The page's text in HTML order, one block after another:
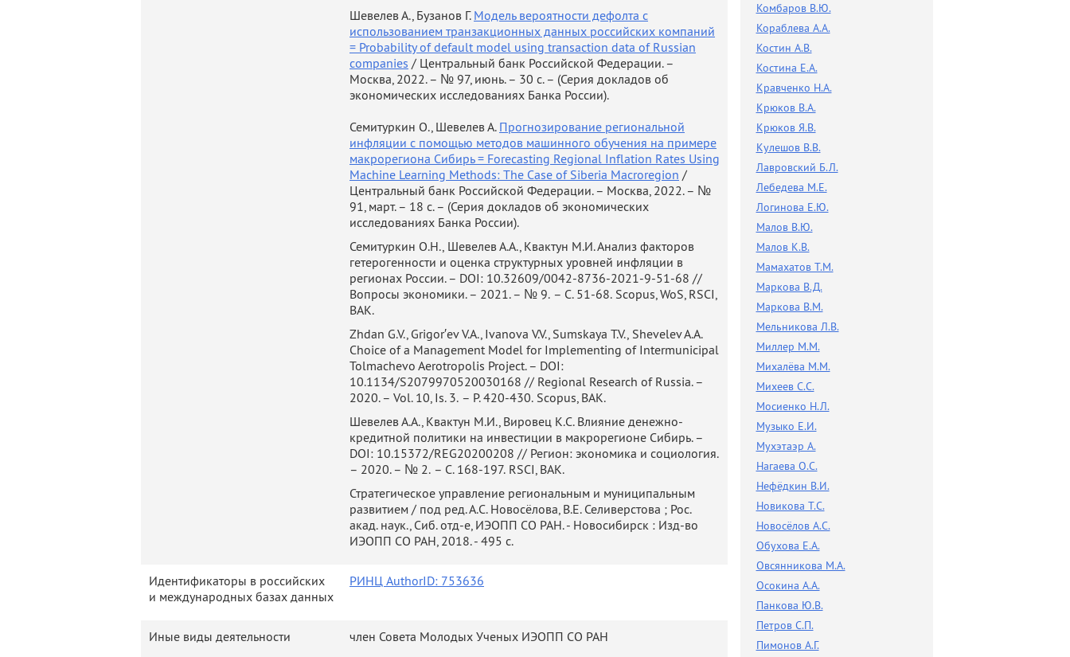
budgeting, conference organizer, servicing of account
manager system, interview manager.
2008 – 2009
AIESEC NSU. Sales manager. Set up account manager
system, partnership searching.
Additional information:
Language:
Native
Advanced
Hobbies:
Swimming
Swim in open water through the Ob river in 2014
Randonneuring (cycling for distance up to 600 km)
International Marathon 2014
Шевелев А., Бузанов Г. Модель вероятности дефолта с
использованием транзакционных данных российских компаний
= Probability of default model using transaction data of Russian
companies / Центральный банк Российской Федерации. –
Москва, 2022. – № 97, июнь. – 30 с. – (Серия докладов об
экономических исследованиях Банка России).
Семитуркин О., Шевелев А. Прогнозирование региональной
инфляции с помощью методов машинного обучения на примере
макрорегиона Сибирь = Forecasting Regional Inflation Rates Using
Machine Learning Methods: The Case of Siberia Macroregion /
Центральный банк Российской Федерации. – Москва, 2022. – №
91, март. – 18 с. – (Серия докладов об экономических
исследованиях Банка России).
Семитуркин О.Н., Шевелев А.А., Квактун М.И. Анализ факторов
гетерогенности и оценка структурных уровней инфляции в
регионах России. – DOI: 10.32609/0042-8736-2021-9-51-68 //
Вопросы экономики. – 2021. – № 9. – С. 51-68. Scopus, WoS, RSCI,
ВАК.
Zhdan G.V., Grigor′ev V.A., Ivanova V.V., Sumskaya T.V., Shevelev A.A.
Choice of a Management Model for Implementing of Intermunicipal
Tolmachevo Aerotropolis Project. – DOI:
10.1134/S2079970520030168 // Regional Research of Russia. –
2020. – Vol. 10, Is. 3. – P. 420-430. Scopus, ВАК.
Шевелев А.А., Квактун М.И., Вировец К.С. Влияние денежно-
кредитной политики на инвестиции в макрорегионе Сибирь. –
DOI: 10.15372/REG20200208 // Регион: экономика и социология.
– 2020. – № 2. – С. 168-197. RSCI, ВАК.
Стратегическое управление региональным и муниципальным
развитием / под ред. А.С. Новосёлова, В.Е. Селиверстова ; Рос.
акад. наук., Сиб. отд-е, ИЭОПП СО РАН. - Новосибирск : Изд-во
ИЭОПП СО РАН, 2018. - 495 с.
Идентификаторы в российских
и международных базах данных
РИНЦ AuthorID: 753636
Иные виды деятельности член Совета Молодых Ученых ИЭОПП СО РАН
Комбаров В.Ю.
Кораблева А.А.
Костин А.В.
Костина Е.А.
Кравченко Н.А.
Крюков В.А.
Крюков Я.В.
Кулешов В.В.
Лавровский Б.Л.
Лебедева М.Е.
Логинова Е.Ю.
Малов В.Ю.
Малов К.В.
Мамахатов Т.М.
Маркова В.Д.
Маркова В.М.
Мельникова Л.В.
Миллер М.М.
Михалёва М.М.
Михеев С.С.
Мосиенко Н.Л.
Музыко Е.И.
Мухэтаэр А.
Нагаева О.С.
Нефёдкин В.И.
Новикова Т.С.
Новосёлов А.С.
Обухова Е.А.
Овсянникова М.А.
Осокина А.А.
Панкова Ю.В.
Петров С.П.
Пимонов А.Г.